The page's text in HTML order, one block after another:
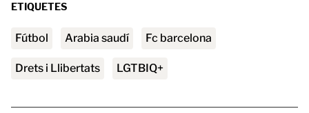
ETIQUETES
Fútbol arabia saudí fc barcelona
Drets i Llibertats LGTBIQ+